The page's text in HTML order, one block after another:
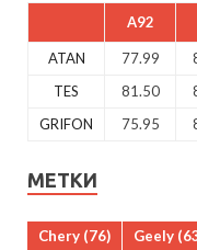
A92
ATAN 77.99
TES
81.50
GRIFON
75.95
МЕТКИ
Chery (76) Geely